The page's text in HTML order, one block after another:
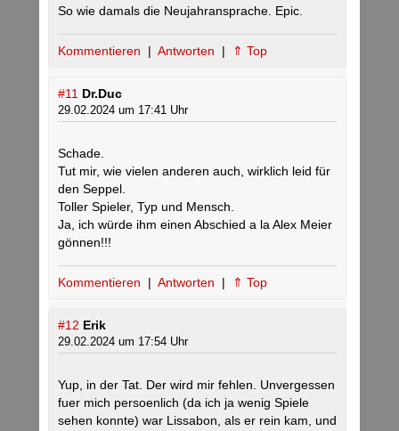
So wie damals die Neujahransprache. Epic.
Kommentieren | Antworten | ⇑ Top
#11 Dr.Duc
29.02.2024 um 17:41 Uhr
Schade.
Tut mir, wie vielen anderen auch, wirklich leid für
den Seppel.
Toller Spieler, Typ und Mensch.
Ja, ich würde ihm einen Abschied a la Alex Meier
gönnen!!!
Kommentieren | Antworten | ⇑ Top
#12 Erik
29.02.2024 um 17:54 Uhr
Yup, in der Tat. Der wird mir fehlen. Unvergessen
fuer mich persoenlich (da ich ja wenig Spiele
sehen konnte) war Lissabon, als er rein kam, und